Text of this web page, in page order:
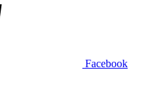
Facebook